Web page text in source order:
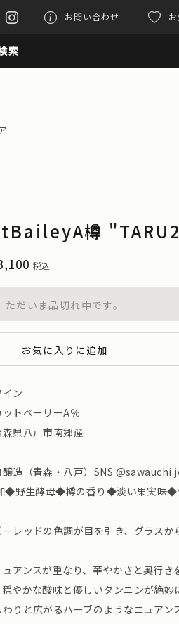
お問い合わせ
索
樽
税込
ただいま品切れ中です。
お気に入りに追加
ン
トベーリーA％
県八戸市南郷産
造（青森・八戸）SNS
◆野生酵母◆樽の香り◆淡い果実味◆
レッドの色調が目を引き、グラス
アンスが重なり、華やかさと奥行き
やかな酸味と優しいタンニンが絶妙
りと広がるハーブのようなニュア